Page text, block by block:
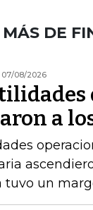
MÁS DE
07/08/2026
a
tuvo un